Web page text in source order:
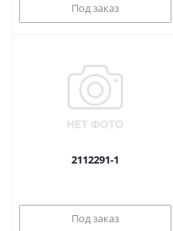
Под заказ
2112291-1
Под заказ